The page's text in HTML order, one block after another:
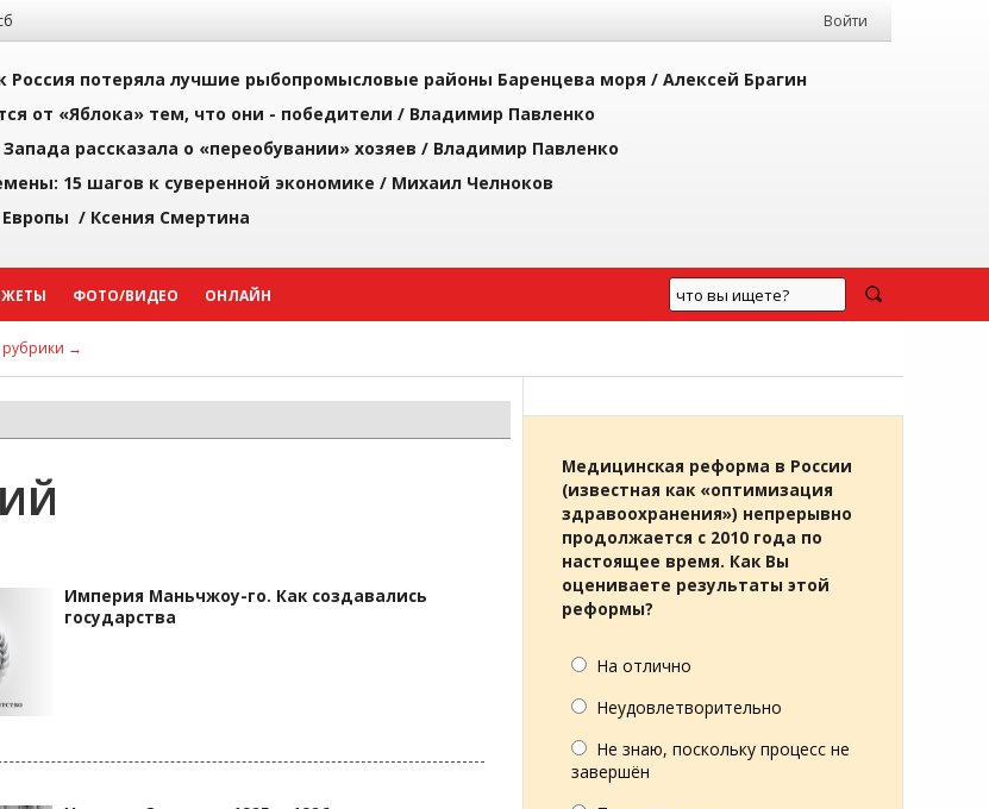
Войти
Россия потеряла лучшие рыбопромысловые районы Баренцева моря / Алексей Брагин
от «Яблока» тем, что они - победители / Владимир Павленко
рассказала о «переобувании» хозяев / Владимир Павленко
15 шагов к суверенной экономике / Михаил Челноков
/ Ксения Смертина
ФОТО/ВИДЕО ОНЛАЙН
рубрики →
Империя Маньчжоу-го. Как создавались
государства
Медицинская реформа в России
(известная как «оптимизация
здравоохранения») непрерывно
продолжается с 2010 года по
настоящее время. Как Вы
оцениваете результаты этой
реформы?
На отлично
Неудовлетворительно
Не знаю, поскольку процесс не
завершён